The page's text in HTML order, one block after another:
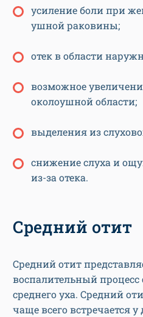
усиление боли при
ушной раковины;
отек в области
возможное
околоушной области;
выделения из
снижение слуха и
из-за отека.
Средний отит
Средний отит
воспалительный процесс
среднего уха. Средний
чаще всего встречается у